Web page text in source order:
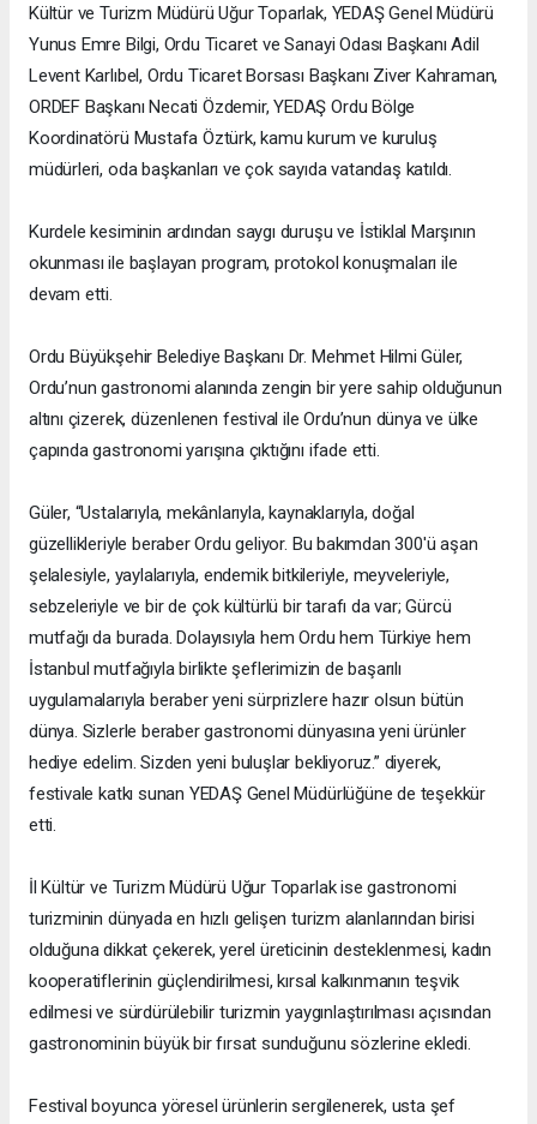
Kültür ve Turizm Müdürü Uğur Toparlak, YEDAŞ Genel Müdürü
Yunus Emre Bilgi, Ordu Ticaret ve Sanayi Odası Başkanı Adil
Levent Karlıbel, Ordu Ticaret Borsası Başkanı Ziver Kahraman,
ORDEF Başkanı Necati Özdemir, YEDAŞ Ordu Bölge
Koordinatörü Mustafa Öztürk, kamu kurum ve kuruluş
müdürleri, oda başkanları ve çok sayıda vatandaş katıldı.
Kurdele kesiminin ardından saygı duruşu ve İstiklal Marşının
okunması ile başlayan program, protokol konuşmaları ile
devam etti.
Ordu Büyükşehir Belediye Başkanı Dr. Mehmet Hilmi Güler,
Ordu’nun gastronomi alanında zengin bir yere sahip olduğunun
altını çizerek, düzenlenen festival ile Ordu’nun dünya ve ülke
çapında gastronomi yarışına çıktığını ifade etti.
Güler, “Ustalarıyla, mekânlarıyla, kaynaklarıyla, doğal
güzellikleriyle beraber Ordu geliyor. Bu bakımdan 300'ü aşan
şelalesiyle, yaylalarıyla, endemik bitkileriyle, meyveleriyle,
sebzeleriyle ve bir de çok kültürlü bir tarafı da var; Gürcü
mutfağı da burada. Dolayısıyla hem Ordu hem Türkiye hem
İstanbul mutfağıyla birlikte şeflerimizin de başarılı
uygulamalarıyla beraber yeni sürprizlere hazır olsun bütün
dünya. Sizlerle beraber gastronomi dünyasına yeni ürünler
hediye edelim. Sizden yeni buluşlar bekliyoruz.” diyerek,
festivale katkı sunan YEDAŞ Genel Müdürlüğüne de teşekkür
etti.
İl Kültür ve Turizm Müdürü Uğur Toparlak ise gastronomi
turizminin dünyada en hızlı gelişen turizm alanlarından birisi
olduğuna dikkat çekerek, yerel üreticinin desteklenmesi, kadın
kooperatiflerinin güçlendirilmesi, kırsal kalkınmanın teşvik
edilmesi ve sürdürülebilir turizmin yaygınlaştırılması açısından
gastronominin büyük bir fırsat sunduğunu sözlerine ekledi.
Festival boyunca yöresel ürünlerin sergilenerek, usta şef